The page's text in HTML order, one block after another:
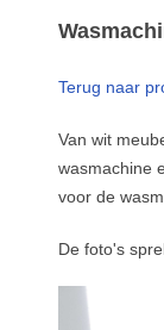
Terug naar
Van wit
wasmachine
voor de
De foto's